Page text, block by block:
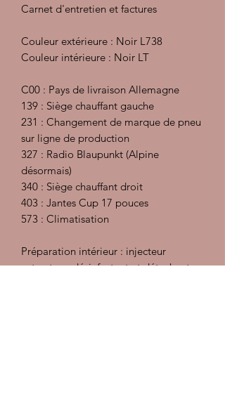
Carnet d'entretien et factures
Couleur extérieure : Noir L738
Couleur intérieure : Noir LT
C00 : Pays de livraison Allemagne
139 : Siège chauffant gauche
231 : Changement de marque de pneu
sur ligne de production
327 : Radio Blaupunkt (Alpine
désormais)
340 : Siège chauffant droit
403 : Jantes Cup 17 pouces
573 : Climatisation
Préparation intérieur : injecteur
extracteur, désinfectant et détachant,